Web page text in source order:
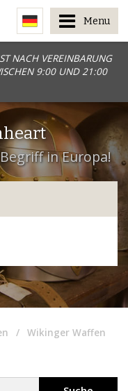
NACH VEREINBARUNG
9:00 UND 21:00
Menu
in Europa!
Wikinger Waffen